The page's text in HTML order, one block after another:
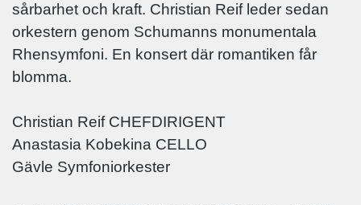
sårbarhet och kraft. Christian Reif leder sedan
orkestern genom Schumanns monumentala
Rhensymfoni. En konsert där romantiken får
blomma.
Christian Reif CHEFDIRIGENT
Anastasia Kobekina CELLO
Gävle Symfoniorkester